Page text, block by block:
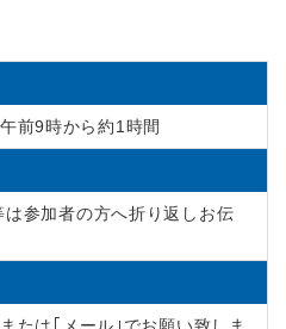
前9時から約1時間
参加者の方へ折り返しお伝
たは｢メール｣でお願い致しま